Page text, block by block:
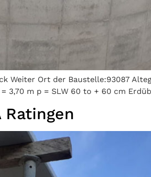
Weiter Ort der Baustelle:93087
m p = SLW 60 to + 60 cm